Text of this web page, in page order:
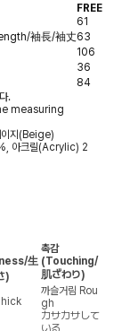
FREE
61
袖長/袖丈63
106
36
84
.
measuring
지(Beige)
아크릴(Acrylic) 2
生
)
촉감
(Touching/
肌ざわり)
까슬거림 Rou
gh
カサカサして
いる